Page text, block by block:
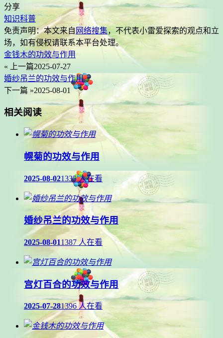
分享
知识科普
免责声明：本文来自 网络搜集，不代表小雷爱探索的观点和立
场，如有侵权请联系本平台处理。
金钱木的功效与作用
« 上一篇2025-07-27
婚纱吊兰的功效与作用
下一篇 »2025-08-01
相关阅读
幌菊的功效与作用
2025-08-021335 人在看
婚纱吊兰的功效与作用
2025-08-011387 人在看
宫灯百合的功效与作用
2025-07-281396 人在看